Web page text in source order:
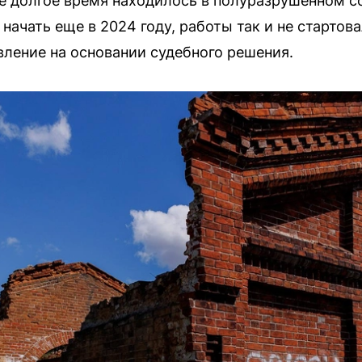
еще в 2024 году, работы так и не
на основании судебного решения.